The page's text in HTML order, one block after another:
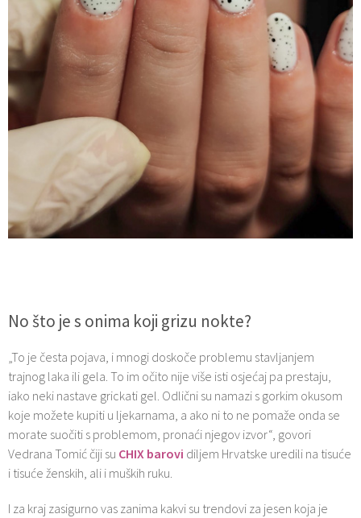
No što je s onima koji grizu nokte?
„To je česta pojava, i mnogi doskoče problemu stavljanjem
trajnog laka ili gela. To im očito nije više isti osjećaj pa prestaju,
iako neki nastave grickati gel. Odlični su namazi s gorkim okusom
koje možete kupiti u ljekarnama, a ako ni to ne pomaže onda se
morate suočiti s problemom, pronaći njegov izvor“, govori
Vedrana Tomić čiji su CHIX barovi diljem Hrvatske uredili na tisuće
i tisuće ženskih, ali i muških ruku.
I za kraj zasigurno vas zanima kakvi su trendovi za jesen koja je